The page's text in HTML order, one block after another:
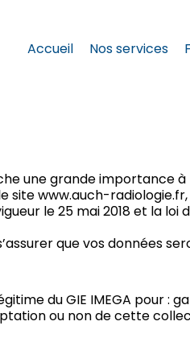
Accueil Nos services
une grande
www.auch-
le 25 mai 2018 et la
que vos données
du GIE IMEGA pour :
ou non de cette